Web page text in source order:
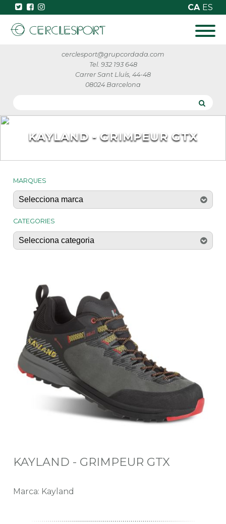
CA ES
cerclesport@grupcordada.com
Tel. 932 193 648
Carrer Sant Lluís, 44-48
08024 Barcelona
KAYLAND - GRIMPEUR GTX
MARQUES
CATEGORIES
KAYLAND - GRIMPEUR GTX
Marca: Kayland